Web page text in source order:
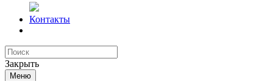
Контакты
Закрыть
Меню